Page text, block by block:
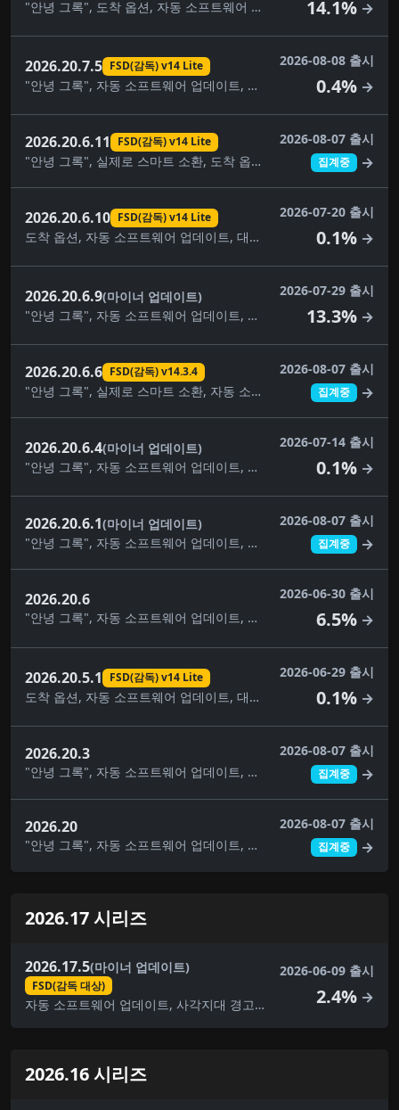
"안녕 그록", 도착 옵션, 자동 소프트웨어 업데이트, 자동 조종 장치 이름 지정 업데이트, 사각지대 경고등, 주차 중 사각지대 경고, 브레이크 확인, 대시캠 클립 암호화, 대시캠 뷰어 업데이트, FSD(감독) v14.3.3 아래로, FSD(감독) v14.3.5 아래로, 완전 자율 주행(감독) 아래, 몰입형 사운드 업그레이드, 건반, 음악 앱 대기열, 자녀 보호, 애완동물 모드, 후면 디스플레이, 2열 어린이 안전 시트, 보안 개선, 스케치북, 속도 프로필, 여행, UI 개선, 시각적 업데이트, 날씨 지도 개선 14.1% →
2026.20.7.5 FSD(감독) v14 Lite
"안녕 그록", 자동 소프트웨어 업데이트, 대시캠 클립 암호화, 대시캠 뷰어 업데이트, FSD(감독) v14 Lite, 완전 자율주행(감독), 건반, 음악 앱 대기열, 내비게이션 차선 안내, 자녀 보호, 애완동물 모드, 관심 장소, 보안 개선, 목적지를 자동차로 보내기, 스케치북, 속도 프로필, 공원에서 자율주행 시작, 여행, UI 개선, 날씨 지도
2026-08-08 출시
0.4% →
2026.20.6.11 FSD(감독) v14 Lite
"안녕 그록", 실제로 스마트 소환, 도착 옵션, 자동 소프트웨어 업데이트, 사각지대 경고등, 주차 중 사각지대 경고, 카메라 미리보기, 대시캠 클립 암호화, 대시캠 뷰어 업데이트, FSD(감독) v14 Lite, FSD(감독) v14.3.5, FSD(감독) v14.3.6, 완전 자율주행(감독), 몰입형 사운드 업그레이드, 건반, 음악 앱 대기열, 페인트 가게, 자녀 보호, 애완동물 모드, 후면 디스플레이, 보안 개선, 자율주행 앱, 스케치북, 속도 프로필, 공원에서 자율주행 시작, 슈퍼차저 가격 필터, 여행, UI 개선, 시각적 업데이트, 날씨 지도 개선
2026-08-07 출시
집계중 →
2026.20.6.10 FSD(감독) v14 Lite
도착 옵션, 자동 소프트웨어 업데이트, 대시캠 뷰어 업데이트, FSD(감독) v14 Lite, 완전 자율주행(감독), 건반, 음악 앱 대기열, 자녀 보호, 애완동물 모드, 보안 개선, 속도 프로필, 공원에서 자율주행 시작, 슈퍼차저 가격 필터, 여행, UI 개선, 날씨 지도 개선
2026-07-20 출시
0.1% →
2026.20.6.9(마이너 업데이트)
"안녕 그록", 자동 소프트웨어 업데이트, 대시캠 클립 암호화, 대시캠 뷰어 업데이트, 건반, 사소한 수정, 음악 앱 대기열, 자녀 보호, 애완동물 모드, 보안 개선, 스케치북, 여행, 날씨 지도 개선
2026-07-29 출시
13.3% →
2026.20.6.6 FSD(감독) v14.3.4
"안녕 그록", 실제로 스마트 소환, 자동 소프트웨어 업데이트, 사각지대 경고등, 주차 중 사각지대 경고, 카메라 미리보기, 대시캠 클립 암호화, 대시캠 뷰어 업데이트, FSD(감독) v14.3.4, FSD(감독) v14.3.5, 완전 자율주행(감독), 몰입형 사운드 업그레이드, 건반, 음악 앱 대기열, 페인트 가게, 자녀 보호, 애완동물 모드, 후면 디스플레이, 보안 개선, 자율주행 앱, 스케치북, 슈퍼차저 가격 필터, 여행, 시각적 업데이트, 날씨 지도 개선
2026-08-07 출시
집계중 →
2026.20.6.4(마이너 업데이트)
"안녕 그록", 자동 소프트웨어 업데이트, 사각지대 경고등, 대시캠 클립 암호화, 대시캠 뷰어 업데이트, 건반, 사소한 수정, 음악 앱 대기열, 자녀 보호, 애완동물 모드, 후면 디스플레이, 보안 개선, 스케치북, 슈퍼차저 가격 필터, 여행, 시각적 업데이트, 날씨 지도 개선
2026-07-14 출시
0.1% →
2026.20.6.1(마이너 업데이트)
"안녕 그록", 자동 소프트웨어 업데이트, 사각지대 경고등, 주차 중 사각지대 경고, 대시캠 클립 암호화, 대시캠 뷰어 업데이트, 예상 통행료, 몰입형 사운드 업그레이드, 건반, 사소한 수정, 음악 앱 대기열, 내비게이션 차선 안내, 페인트 가게, 자녀 보호, 애완동물 모드, 관심 장소, 후면 디스플레이, 보안 개선, 목적지를 자동차로 보내기, 스케치북, 슈퍼차저 가격 필터, 여행, 시각적 업데이트, 날씨 지도, 날씨 지도 개선
2026-08-07 출시
집계중 →
2026.20.6
"안녕 그록", 자동 소프트웨어 업데이트, 사각지대 경고등, 주차 중 사각지대 경고, 대시캠 클립 암호화, 대시캠 뷰어 업데이트, 몰입형 사운드 업그레이드, 건반, 음악 앱 대기열, 페인트 가게, 자녀 보호, 애완동물 모드, 후면 디스플레이, 보안 개선, 스케치북, 슈퍼차저 가격 필터, 여행, 시각적 업데이트, 날씨 지도 개선
2026-06-30 출시
6.5% →
2026.20.5.1 FSD(감독) v14 Lite
도착 옵션, 자동 소프트웨어 업데이트, 대시캠 뷰어 업데이트, FSD(감독) v14 Lite, 완전 자율주행(감독), 건반, 음악 앱 대기열, 애완동물 모드, 보안 개선, 속도 프로필, 공원에서 자율주행 시작, 슈퍼차저 가격 필터, 여행, UI 개선, 날씨 지도 개선
2026-06-29 출시
0.1% →
2026.20.3
"안녕 그록", 자동 소프트웨어 업데이트, 사각지대 경고등, 주차 중 사각지대 경고, 빛이 녹색일 때 차임벨 울리기, 대시캠 클립 암호화, 대시캠 뷰어 업데이트, 몰입형 사운드 업그레이드, 건반, 라이브 카메라 보기, 음악 앱 대기열, 페인트 가게, 자녀 보호, 애완동물 모드, 후면 디스플레이, 보안 개선, 자율주행 앱, 스케치북, 슈퍼차저 가격 필터, 여행, 시각적 업데이트, 날씨 지도 개선
2026-08-07 출시
집계중 →
2026.20
"안녕 그록", 자동 소프트웨어 업데이트, 사각지대 경고등, 대시캠 클립 암호화, 대시캠 뷰어 업데이트, 몰입형 사운드 업그레이드, 건반, 음악 앱 대기열, 페인트 가게, 자녀 보호, 애완동물 모드, 후면 디스플레이, 보안 개선, 스케치북, 슈퍼차저 가격 필터, 여행, 시각적 업데이트, 날씨 지도 개선
2026-08-07 출시
집계중 →
2026.17 시리즈
2026.17.5(마이너 업데이트)
FSD(감독 대상)
자동 소프트웨어 업데이트, 사각지대 경고등, 대시캠 뷰어 업데이트, FSD(감독 대상), 몰입형 사운드 업그레이드, 건반, 사소한 수정, 음악 앱 대기열, 페인트 가게, 애완동물 모드, 후면 디스플레이, 보안 개선, 스케치북, 여행, 시각적 업데이트, 날씨 지도 개선
2026-06-09 출시
2.4% →
2026.16 시리즈